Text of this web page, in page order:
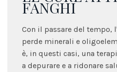
FANGHI
Con il passare del tempo,
perde minerali e
è, in questi casi, una
a depurare e a ridonare